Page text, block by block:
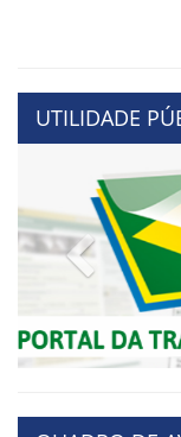
UTILIDADE